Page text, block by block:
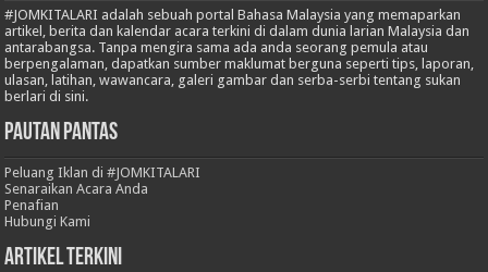
#JOMKITALARI adalah sebuah portal Bahasa Malaysia yang memaparkan
artikel, berita dan kalendar acara terkini di dalam dunia larian Malaysia dan
antarabangsa. Tanpa mengira sama ada anda seorang pemula atau
berpengalaman, dapatkan sumber maklumat berguna seperti tips, laporan,
ulasan, latihan, wawancara, galeri gambar dan serba-serbi tentang sukan
berlari di sini.
Pautan Pantas
Peluang Iklan di #JOMKITALARI
Senaraikan Acara Anda
Penafian
Hubungi Kami
Artikel Terkini